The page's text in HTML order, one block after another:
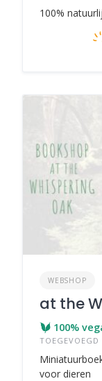
100%
WEBSHOP
at the
100%
voor dieren